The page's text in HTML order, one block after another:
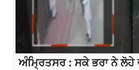
ਅੰਮ੍ਰਿਤਸਰ : ਸਕੇ ਭਰਾ ਨੇ ਲੋਹੇ